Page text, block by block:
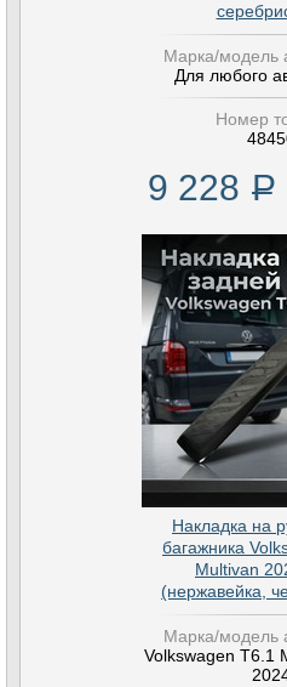
Марка/модель
Для любого
Номер
9 228 Р
Накладка на
багажника
Multivan
(нержавейка,
Марка/модель
Volkswagen T6.1